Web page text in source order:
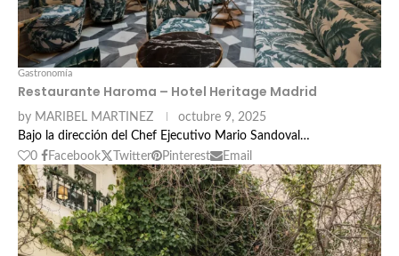
Gastronomía
Restaurante Haroma – Hotel Heritage Madrid
by MARIBEL MARTINEZ
octubre 9, 2025
Bajo la dirección del Chef Ejecutivo Mario Sandoval…
0
Facebook Twitter Pinterest Email